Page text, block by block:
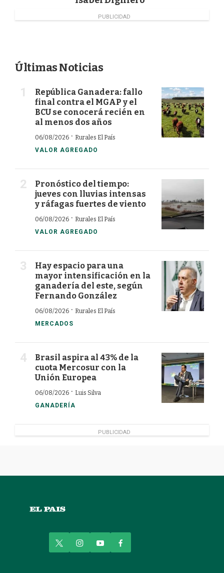
PUBLICIDAD
Últimas Noticias
República Ganadera: fallo
final contra el MGAP y el
BCU se conocerá recién en
al menos dos años
06/08/2026 · Rurales El País
VALOR AGREGADO
Pronóstico del tiempo:
jueves con lluvias intensas
y ráfagas fuertes de viento
06/08/2026 · Rurales El País
VALOR AGREGADO
Hay espacio para una
mayor intensificación en la
ganadería del este, según
Fernando González
06/08/2026 · Rurales El País
MERCADOS
Brasil aspira al 43% de la
cuota Mercosur con la
Unión Europea
06/08/2026 · Luis Silva
GANADERÍA
PUBLICIDAD
w
i
n
y
o
a